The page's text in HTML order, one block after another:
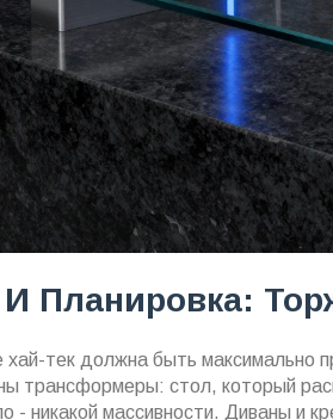
Планировка:
хай-тек должна быть максимально
трансформеры: стол, который
- никакой массивности. Диваны и